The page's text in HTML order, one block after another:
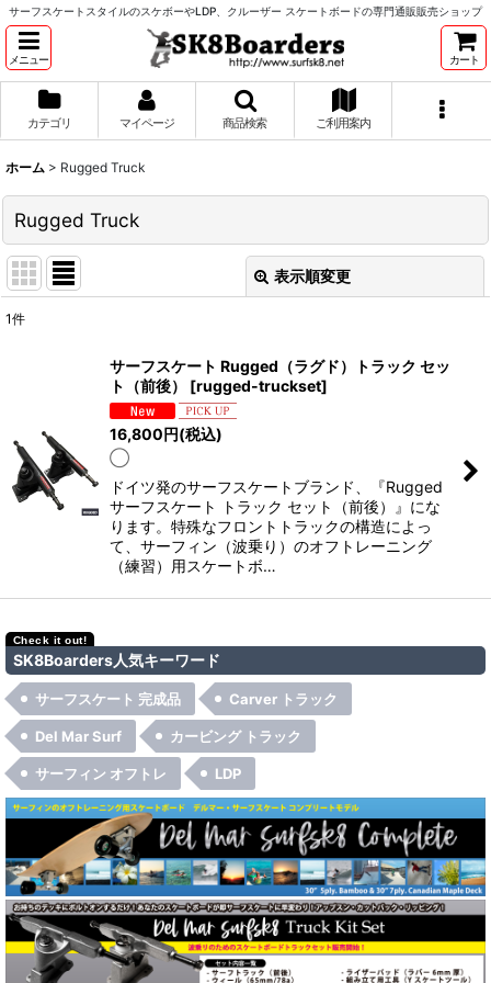
サーフスケートスタイルのスケボーやLDP、クルーザー スケートボードの専門通販販売ショップ
メニュー カート
カテゴリ マイページ 商品検索 ご利用案内
ホーム > Rugged Truck
Rugged Truck
表示順変更
1件
サーフスケート Rugged（ラグド）トラック セッ
ト（前後）
[rugged-truckset]
16,800円(税込)
◯
ドイツ発のサーフスケートブランド、『Rugged
サーフスケート トラック セット（前後）』にな
ります。特殊なフロントトラックの構造によっ
て、サーフィン（波乗り）のオフトレーニング
（練習）用スケートボ…
SK8Boarders人気キーワード
サーフスケート 完成品 Carver トラック
Del Mar Surf カービング トラック
サーフィン オフトレ LDP